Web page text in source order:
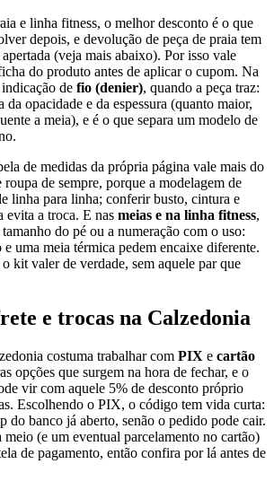
e linha fitness, o melhor desconto é o que
depois, e devolução de peça de praia tem
(veja mais abaixo). Por isso vale
do produto antes de aplicar o cupom. Na
de fio (denier), quando a peça traz:
da opacidade e da espessura (quanto maior,
a meia), e é o que separa um modelo de
de medidas da própria página vale mais do
roupa de sempre, porque a modelagem de
linha para linha; conferir busto, cintura e
evita a troca. E nas meias e na linha fitness,
do pé ou a numeração com o uso:
uma meia térmica pedem encaixe diferente.
kit valer de verdade, sem aquele par que
e trocas na Calzedonia
costuma trabalhar com PIX e cartão
opções que surgem na hora de fechar, e o
vir com aquele 5% de desconto próprio
Escolhendo o PIX, o código tem vida curta:
do banco já aberto, senão o pedido pode cair.
meio (e um eventual parcelamento no cartão)
de pagamento, então confira por lá antes de